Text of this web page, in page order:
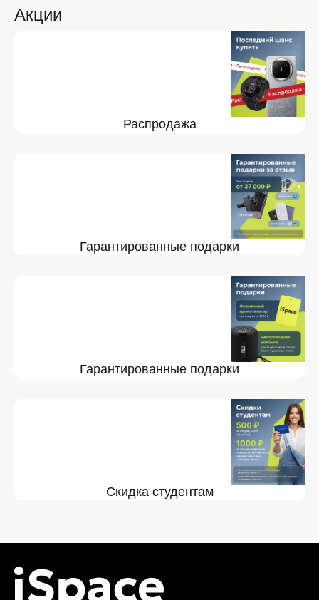
Акции
Распродажа
Гарантированные подарки
Гарантированные подарки
Скидка студентам